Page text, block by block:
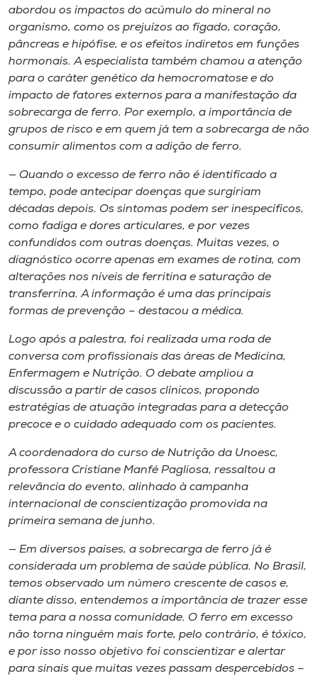
Selecione
o idioma
abordou os impactos do acúmulo do mineral no
organismo, como os prejuízos ao fígado, coração,
pâncreas e hipófise, e os efeitos indiretos em funções
hormonais. A especialista também chamou a atenção
para o caráter genético da hemocromatose e do
impacto de fatores externos para a manifestação da
sobrecarga de ferro. Por exemplo, a importância de
grupos de risco e em quem já tem a sobrecarga de não
consumir alimentos com a adição de ferro.
— Quando o excesso de ferro não é identificado a
tempo, pode antecipar doenças que surgiriam
décadas depois. Os sintomas podem ser inespecíficos,
como fadiga e dores articulares, e por vezes
confundidos com outras doenças. Muitas vezes, o
diagnóstico ocorre apenas em exames de rotina, com
alterações nos níveis de ferritina e saturação de
transferrina. A informação é uma das principais
formas de prevenção – destacou a médica.
Logo após a palestra, foi realizada uma roda de
conversa com profissionais das áreas de Medicina,
Enfermagem e Nutrição. O debate ampliou a
discussão a partir de casos clínicos, propondo
estratégias de atuação integradas para a detecção
precoce e o cuidado adequado com os pacientes.
A coordenadora do curso de Nutrição da Unoesc,
professora Cristiane Manfé Pagliosa, ressaltou a
relevância do evento, alinhado à campanha
internacional de conscientização promovida na
primeira semana de junho.
— Em diversos países, a sobrecarga de ferro já é
considerada um problema de saúde pública. No Brasil,
temos observado um número crescente de casos e,
diante disso, entendemos a importância de trazer esse
tema para a nossa comunidade. O ferro em excesso
não torna ninguém mais forte, pelo contrário, é tóxico,
e por isso nosso objetivo foi conscientizar e alertar
para sinais que muitas vezes passam despercebidos –